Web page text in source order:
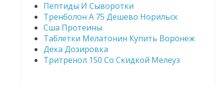
Пептиды И Сыворотки
Тренболон A 75 Дешево Норильск
Сша Протеины
Таблетки Мелатонин Купить Воронеж
Дека Дозировка
Тритренол 150 Со Скидкой Мелеуз